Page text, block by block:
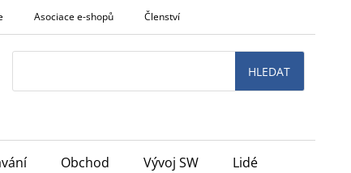
Asociace e-shopů Členství
HLEDAT
Obchod Vývoj SW Lidé